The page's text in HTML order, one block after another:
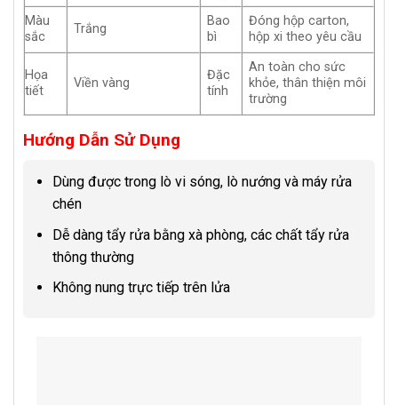
Màu
sắc
Trắng
Bao
bì
Đóng hộp carton,
hộp xi theo yêu cầu
Họa
tiết
Viền vàng
Đặc
tính
An toàn cho sức
khỏe, thân thiện môi
trường
Hướng Dẫn Sử Dụng
Dùng được trong lò vi sóng, lò nướng và máy rửa
chén
Dễ dàng tẩy rửa bằng xà phòng, các chất tẩy rửa
thông thường
Không nung trực tiếp trên lửa